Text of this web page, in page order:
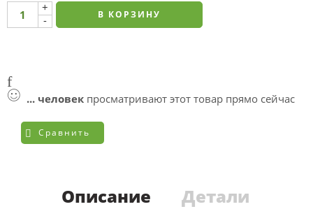
+
-
В КОРЗИНУ
... человек просматривают этот товар прямо сейчас
Сравнить
Описание Детали